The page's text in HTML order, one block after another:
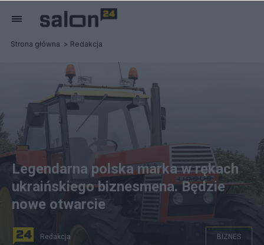
Strona główna Redakcja
Legendarna polska marka w rękach
ukraińskiego biznesmena. Będzie
nowe otwarcie
Redakcja BIZNES